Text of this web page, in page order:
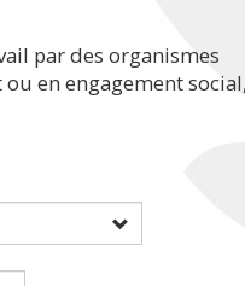
par des organismes
en engagement